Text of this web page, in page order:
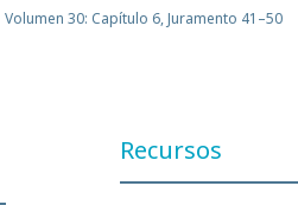
Volumen 30: Capítulo 6, Juramento 41–50
Recursos